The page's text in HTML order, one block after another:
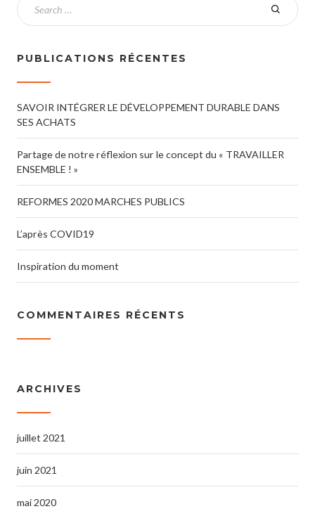
PUBLICATIONS RÉCENTES
SAVOIR INTÉGRER LE DÉVELOPPEMENT DURABLE DANS
SES ACHATS
Partage de notre réflexion sur le concept du « TRAVAILLER
ENSEMBLE ! »
REFORMES 2020 MARCHES PUBLICS
L’après COVID19
Inspiration du moment
COMMENTAIRES RÉCENTS
ARCHIVES
juillet 2021
juin 2021
mai 2020